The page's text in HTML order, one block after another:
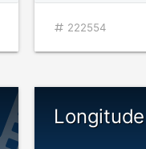
222554
Longitude